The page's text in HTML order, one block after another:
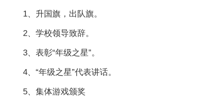
1、升国旗，出队旗。
2、学校领导致辞。
3、表彰“年级之星”。
4、“年级之星”代表讲话。
5、集体游戏颁奖